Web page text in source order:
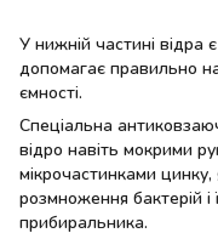
У нижній частині відра
допомагає правильно
ємності.
Спеціальна
відро навіть мокрими
мікрочастинками цинку,
розмноження бактерій
прибиральника.